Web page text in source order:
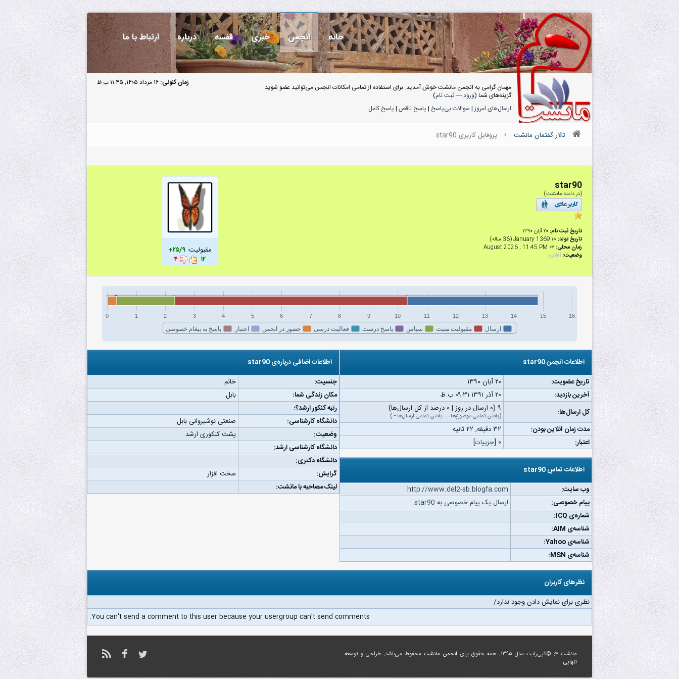
خانه انجمن خبری قفسه درباره ارتباط با ما
زمان کنونی: ۱۶ مرداد ۱۴۰۵, ۱۱:۴۵ ب.ظ
مهمان گرامی به انجمن مانشت خوش آمدید. برای استفاده از تمامی امکانات انجمن می‌توانید عضو شوید.
گزینه‌های شما (ورود—ثبت نام)
ارسال‌های امروز| سوالات بی‌پاسخ | پاسخ ناقص | پاسخ کامل
تالار گفتمان مانشت پروفایل کاربری star90
star90
(در دامنه مانشت)
تاریخ ثبت نام: ۲۰ آبان ۱۳۹۰
تاریخ تولد: ۱۸ January 1369 (36 ساله)
زمان محلی: ۰۷ August 2026 , 11:45 PM
وضعیت: آفلاین مقبولیت: ۲۵/۹+
۱۲
۴
ارسال مقبولیت مثبت سپاس پاسخ درست فعالیت درسی حضور در انجمن اعتبار پاسخ به پیغام خصوصی
0 1 2 3 4 5 6 7 8 9 10 11 12 13 14 15 16
اطلاعات انجمن star90
تاریخ عضویت:
۲۰ آبان ۱۳۹۰
آخرین بازدید:
۲۰ آذر ۱۳۹۱ ۰۹:۳۱ ب.ظ
کل ارسال‌ها:
۹ (۰ ارسال در روز | ۰ درصد از کل ارسال‌ها)
(یافتن تمامی موضوع‌ها — یافتن تمامی ارسال‌ها -
)
مدت زمان آنلاین بودن:
۳۲ دقیقه, ۲۲ ثانیه
اعتبار:
۰ [جزییات]
اطلاعات تماسِ star90
وب‌ سایت:
http://www.del2-sb.blogfa.com
پیام خصوصی:
ارسال یک پیام خصوصی به star90.
شماره‌ی ICQ:
شناسه‌ی AIM:
شناسه‌ی Yahoo:
شناسه‌ی MSN:
اطلاعات اضافی درباره‌ی star90
جنسیت:
خانم
مکان زندگی شما:
بابل
رتبه کنکور ارشد؟:
دانشگاه کارشناسی:
صنعتی نوشیروانی بابل
وضعیت:
پشت کنکوری ارشد
دانشگاه کارشناسی ارشد:
دانشگاه دکتری:
گرایش:
سخت افزار
لینک مصاحبه با مانشت:
نظرهای کاربران
نظری برای نمایش دادن وجود ندارد/
You can't send a comment to this user because your usergroup can't send comments.
مانشت ۴: ©کپی‌رایت سال ۱۳۹۵. همه حقوق برای انجمن مانشت محفوظ می‌باشد. طراحی و توسعه
تنهایی